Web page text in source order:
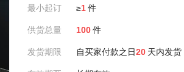
最小起订 ≥1件
供货总量 100件
发货期限 自买家付款之日20 天内发货